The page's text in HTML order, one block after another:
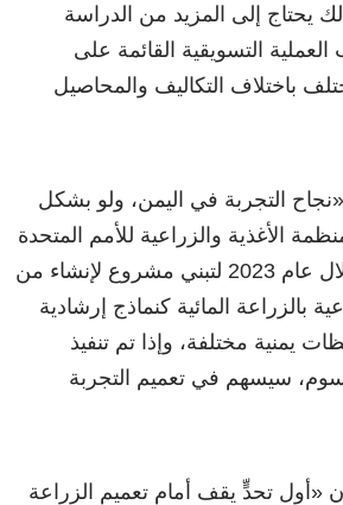
يحتاج إلى المزيد من الدراسة
التسويقية القائمة على
باختلاف التكاليف والمحاصيل
التجربة في اليمن، ولو بشكل
الأغذية والزراعية للأمم المتحدة
(الفاو)، حيث تتجه خلال عام 2023 لتبني مشروع لإنشاء من
زراعية بالزراعة المائية كنماذج إرشادية
يمنية مختلفة، وإذا تم تنفيذ
سيسهم في تعميم التجربة
«أول تحدٍّ يقف أمام تعميم الزراعة